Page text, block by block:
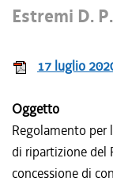
Estremi D.
17 luglio
Oggetto
Regolamento per
di ripartizione del
concessione di